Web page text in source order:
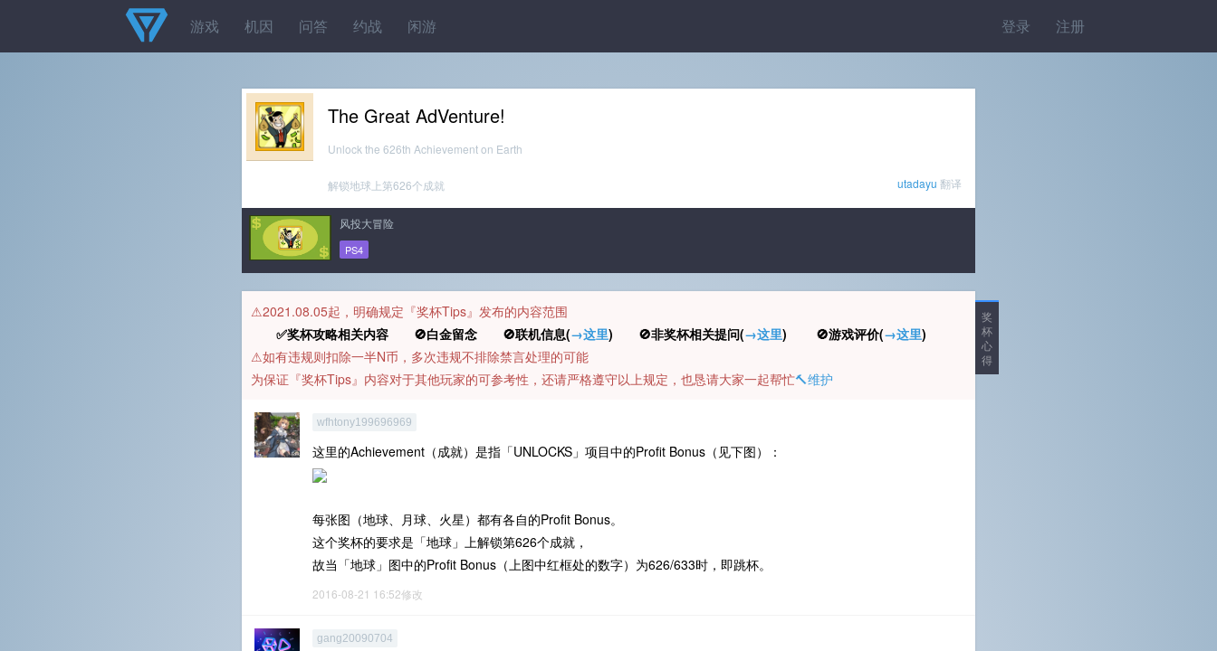
登录 注册
游戏 机因 问答 约战 闲游
The Great AdVenture!
Unlock the 626th Achievement on Earth
utadayu 翻译
解锁地球上第626个成就
风投大冒险
PS4
奖
杯
心
得
⚠️2021.08.05起，明确规定『奖杯Tips』发布的内容范围
✅奖杯攻略相关内容 🚫白金留念 🚫联机信息(→这里) 🚫非奖杯相关提问(→这里) 🚫游戏评价(→这里)
⚠️如有违规则扣除一半N币，多次违规不排除禁言处理的可能
为保证『奖杯Tips』内容对于其他玩家的可参考性，还请严格遵守以上规定，也恳请大家一起帮忙🔨维护
wfhtony199696969
这里的Achievement（成就）是指「UNLOCKS」项目中的Profit Bonus（见下图）：
每张图（地球、月球、火星）都有各自的Profit Bonus。
这个奖杯的要求是「地球」上解锁第626个成就，
故当「地球」图中的Profit Bonus（上图中红框处的数字）为626/633时，即跳杯。
2016-08-21 16:52修改
gang20090704